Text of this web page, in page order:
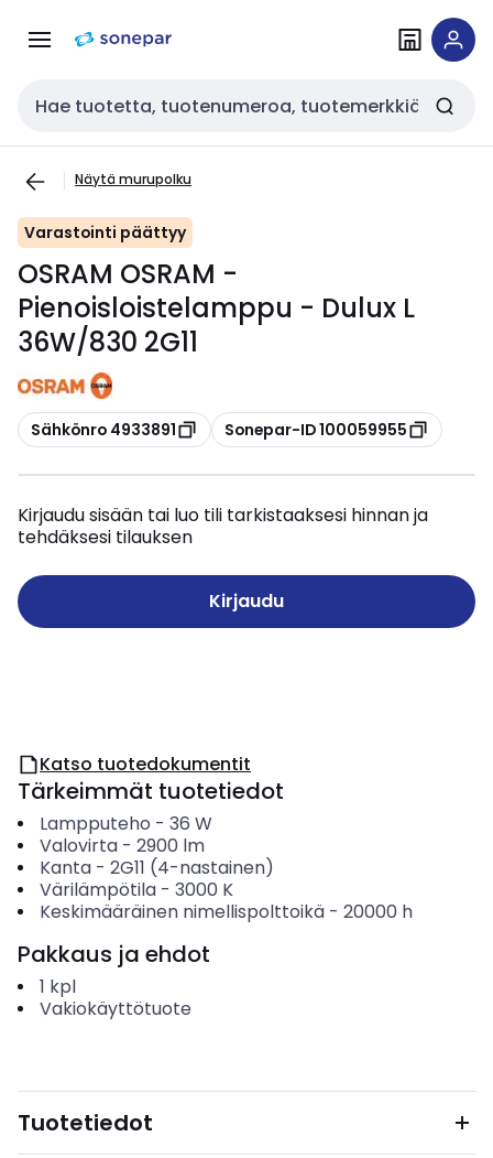
navigointiinsisältöön
Haku
Näytä murupolku
Varastointi päättyy
OSRAM OSRAM -
Pienoisloistelamppu - Dulux L
36W/830 2G11
Kopioi
Sähkönro 4933891 Kopioi
Sonepar-ID 100059955
Kirjaudu sisään tai luo tili tarkistaaksesi hinnan ja
tehdäksesi tilauksen
Kirjaudu
Katso tuotedokumentit
Tärkeimmät tuotetiedot
Lampputeho - 36 W
Valovirta- 2900 lm
Kanta- 2G11 (4-nastainen)
Värilämpötila- 3000 K
Keskimääräinen nimellispolttoikä- 20000 h
Pakkaus ja ehdot
1 kpl
Vakiokäyttötuote
Tuotetiedot